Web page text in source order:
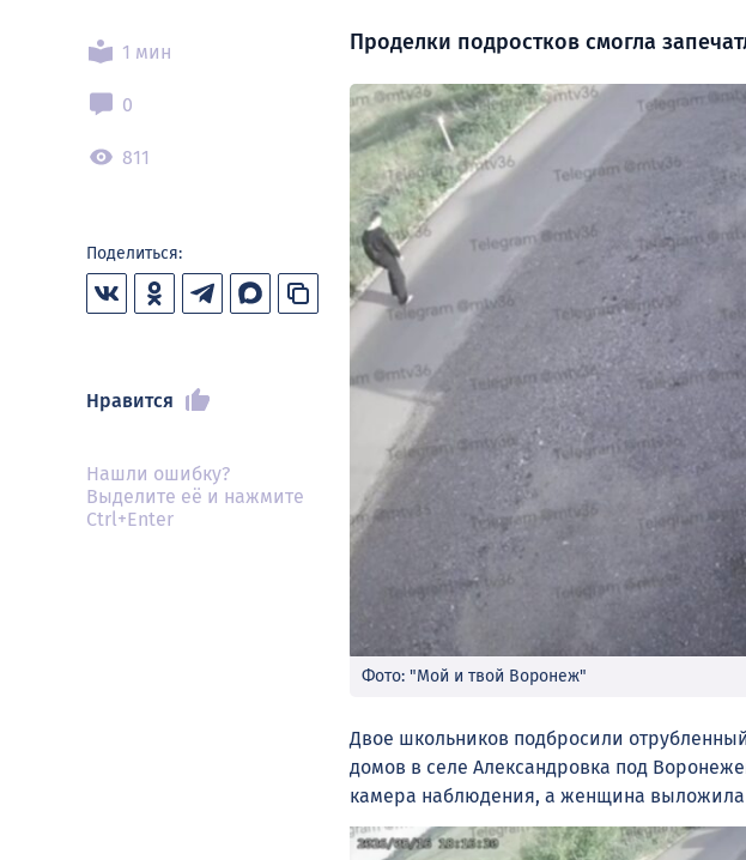
1 мин
0
811
Поделиться:
Нравится
Нашли ошибку?
Выделите её и нажмите
Ctrl+Enter
Проделки подростков смогла
Фото: "Мой и твой Воронеж"
Двое школьников подбросили
домов в селе Александровка под
камера наблюдения, а женщина выложила
Видеоплеер